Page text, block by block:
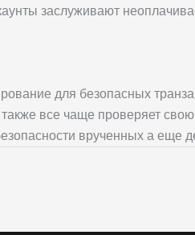
заслуживают
для безопасных
все чаще проверяет
врученных а еще